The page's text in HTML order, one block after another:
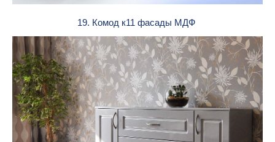
19. Комод к11 фасады МДФ